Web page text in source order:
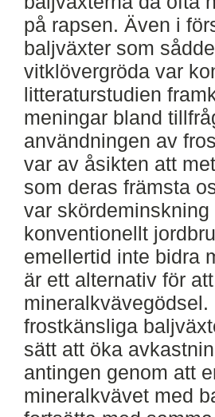
på rapsen. Även i
baljväxter som
vitklövergröda var
litteraturstudien
meningar bland
användningen av
var av åsikten att
som deras främsta
var
konventionellt
emellertid inte bidra
är ett alternativ för
frostkänsliga
sätt att öka
antingen genom att
mineralkvävet med